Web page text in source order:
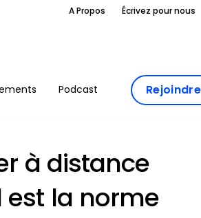
A Propos Écrivez pour nous
Podcast
à distance
la norme